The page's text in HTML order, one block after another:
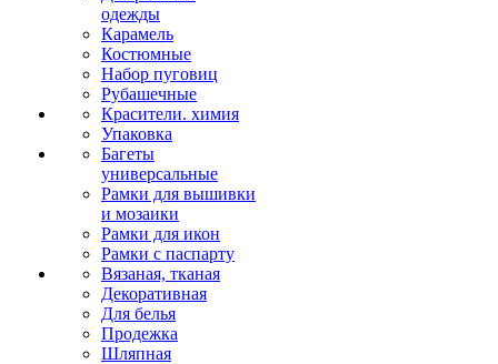
одежды
Карамель
Костюмные
Набор пуговиц
Рубашечные
Красители. химия
Упаковка
Багеты
универсальные
Рамки для вышивки
и мозаики
Рамки для икон
Рамки с паспарту
Вязаная, тканая
Декоративная
Для белья
Продежка
Шляпная